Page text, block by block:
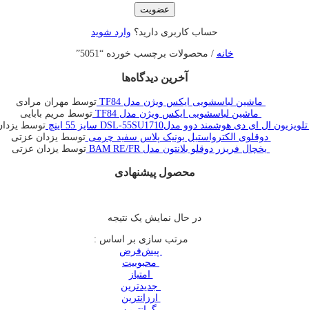
عضویت
حساب کاربری دارید؟ وارد شوید
خانه / محصولات برچسب خورده “5051”
آخرین دیدگاه‌ها
ماشین لباسشویی ایکس ویژن مدل TF84
توسط مهران مرادی
ماشین لباسشویی ایکس ویژن مدل TF84
توسط مریم بابایی
تلویزیون ال ای دی هوشمند دوو مدلDSL-55SU1710 سایز 55 اینچ
توسط
دوقلوی الکترواستیل یونیک پلاس سفید چرمی توسط یزدان عزتی
یخچال فريزر دوقلو بلانتون مدل BAM RE/FR
توسط یزدان عزتی
محصول پیشنهادی
در حال نمایش یک نتیجه
مرتب سازی بر اساس :
‌ پیش‌فرض
‌ محبوبیت
‌ امتیاز
‌ جدیدترین
‌ ارزانترین